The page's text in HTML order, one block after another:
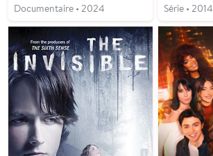
Documentaire • 2024 Série • 2014